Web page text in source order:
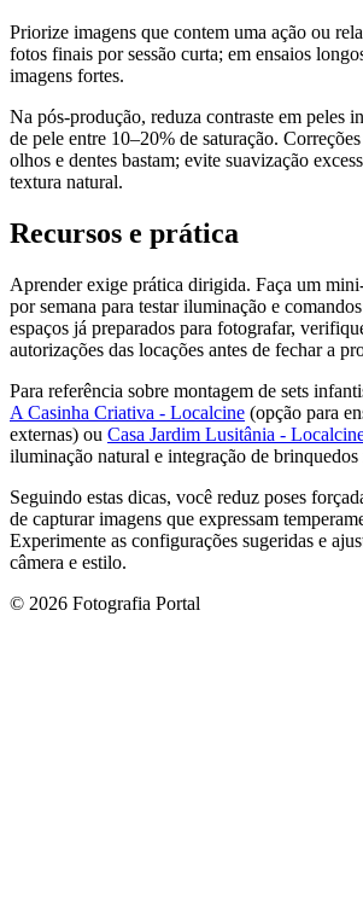
Priorize imagens que contem uma ação ou
fotos finais por sessão curta; em ensaios
imagens fortes.
Na pós-produção, reduza contraste em peles
de pele entre 10–20% de saturação.
olhos e dentes bastam; evite suavização
textura natural.
Recursos e prática
Aprender exige prática dirigida. Faça um
por semana para testar iluminação e
espaços já preparados para fotografar,
autorizações das locações antes de fechar a
Para referência sobre montagem de sets
A Casinha Criativa - Localcine (opção para
externas) ou Casa Jardim Lusitânia -
iluminação natural e integração de brinquedos
Seguindo estas dicas, você reduz poses
de capturar imagens que expressam
Experimente as configurações sugeridas e
câmera e estilo.
© 2026 Fotografia Portal